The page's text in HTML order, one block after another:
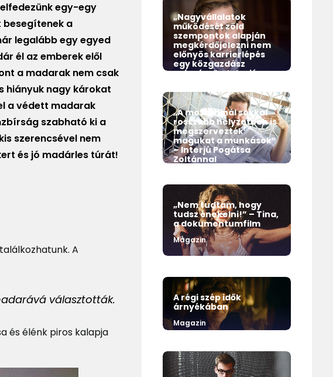
egy-egy
besegítenek a
legalább egy egyed
él az emberek elől
a madarak nem csak
hiányuk nagy károkat
a védett madarak
szabható ki a
szerencsével nem
és jó madárles túrát!
A
választották.
és élénk piros kalapja
„Nagyvállalatok
működését zöld
szempontok alapján
megkérdőjelezni nem
előnyös karrierlépés
egy közgazdász
számára” – Interjú
Magazin
„A mostaninál sokkal
rosszabb helyzetben is
megszervezték
magukat a munkások”
– Interjú Pogátsa
Zoltánnal
„Nem tudtam, hogy
tudsz énekelni!” – Tina,
a dokumentumfilm
Magazin
A régi szép idők
árnyékában
Magazin